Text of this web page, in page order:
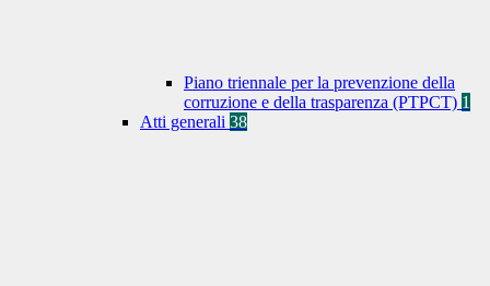
Piano triennale per la prevenzione della
corruzione e della trasparenza (PTPCT) 1
Atti generali 38